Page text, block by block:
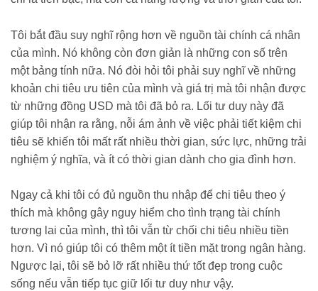
Tôi bắt đầu suy nghĩ rộng hơn về nguồn tài chính cá nhân
của mình. Nó không còn đơn giản là những con số trên
một bảng tính nữa. Nó đòi hỏi tôi phải suy nghĩ về những
khoản chi tiêu ưu tiên của mình và giá trị mà tôi nhận được
từ những đồng USD mà tôi đã bỏ ra. Lối tư duy này đã
giúp tôi nhận ra rằng, nỗi ám ảnh về việc phải tiết kiệm chi
tiêu sẽ khiến tôi mất rất nhiều thời gian, sức lực, những trải
nghiệm ý nghĩa, và ít có thời gian dành cho gia đình hơn.
Ngay cả khi tôi có đủ nguồn thu nhập để chi tiêu theo ý
thích mà không gây nguy hiểm cho tình trạng tài chính
tương lai của mình, thì tôi vẫn từ chối chi tiêu nhiều tiền
hơn. Vì nó giúp tôi có thêm một ít tiền mặt trong ngân hàng.
Ngược lại, tôi sẽ bỏ lỡ rất nhiều thứ tốt đẹp trong cuộc
sống nếu vẫn tiếp tục giữ lối tư duy như vậy.